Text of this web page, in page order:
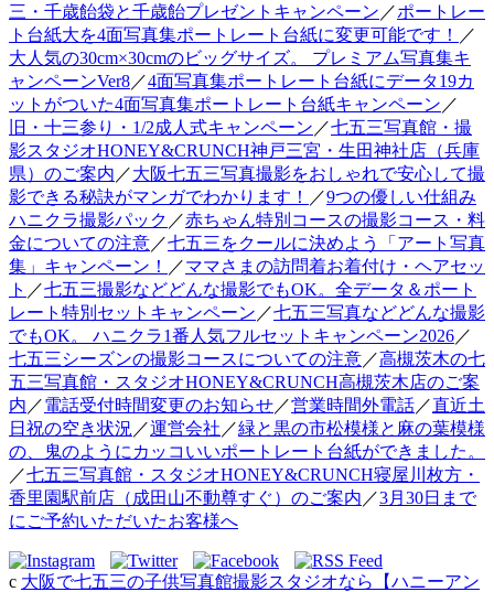
三・千歳飴袋と千歳飴プレゼントキャンペーン ／ポートレー
ト台紙大を4面写真集ポートレート台紙に変更可能です！ ／
大人気の30cm×30cmのビッグサイズ。 プレミアム写真集キ
ャンペーンVer8／4面写真集ポートレート台紙にデータ19カ
ットがついた4面写真集ポートレート台紙キャンペーン ／
旧・十三参り・1/2成人式キャンペーン ／七五三写真館・撮
影スタジオHONEY&CRUNCH神戸三宮・生田神社店（兵庫
県）のご案内 ／大阪七五三写真撮影をおしゃれで安心して撮
影できる秘訣がマンガでわかります！ ／9つの優しい仕組み
ハニクラ撮影パック ／赤ちゃん特別コースの撮影コース・料
金についての注意／七五三をクールに決めよう「アート写真
集」キャンペーン！ ／ママさまの訪問着お着付け・ヘアセッ
ト ／七五三撮影などどんな撮影でもOK。全データ＆ポート
レート特別セットキャンペーン ／七五三写真などどんな撮影
でもOK。 ハニクラ1番人気フルセットキャンペーン2026／
七五三シーズンの撮影コースについての注意／高槻茨木の七
五三写真館・スタジオHONEY&CRUNCH高槻茨木店のご案
内 ／電話受付時間変更のお知らせ／営業時間外電話／直近土
日祝の空き状況 ／運営会社 ／緑と黒の市松模様と麻の葉模様
の、鬼のようにカッコいいポートレート台紙ができました。
／七五三写真館・スタジオHONEY&CRUNCH寝屋川枚方・
香里園駅前店（成田山不動尊すぐ）のご案内 ／3月30日まで
にご予約いただいたお客様へ
c 大阪で七五三の子供写真館撮影スタジオなら【ハニーアン